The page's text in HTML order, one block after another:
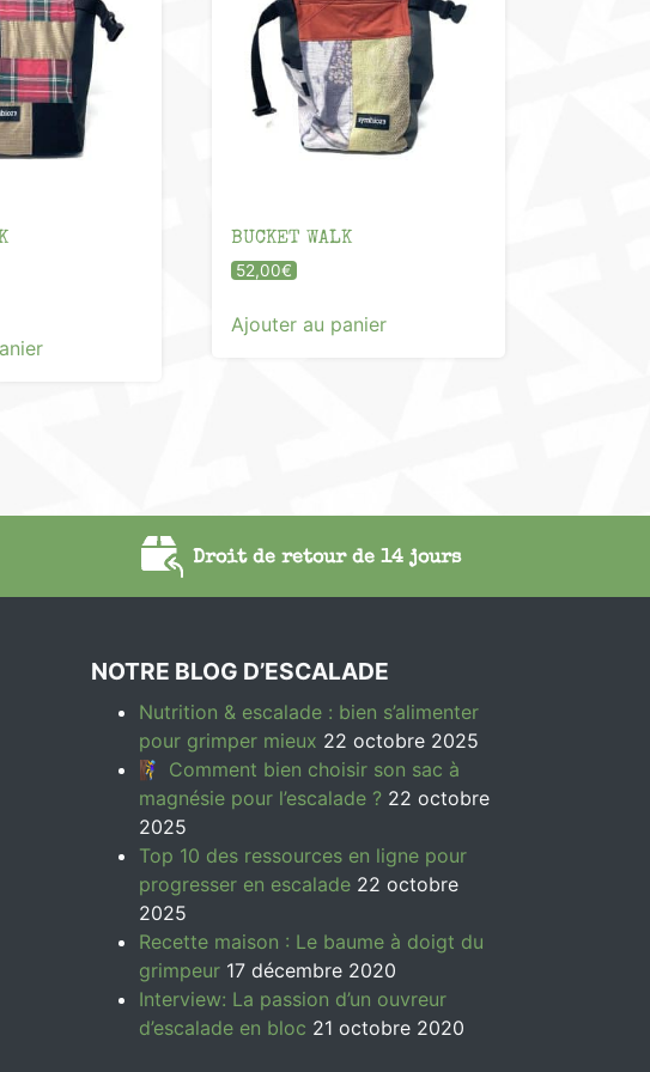
BUCKET WALK
52,00€
Ajouter au panier
Droit de retour de 14 jours
NOTRE BLOG D’ESCALADE
Nutrition & escalade : bien s’alimenter
pour grimper mieux 22 octobre 2025
🧗‍♀️ Comment bien choisir son sac à
magnésie pour l’escalade ? 22 octobre
2025
Top 10 des ressources en ligne pour
progresser en escalade 22 octobre
2025
Recette maison : Le baume à doigt du
grimpeur 17 décembre 2020
Interview: La passion d’un ouvreur
d’escalade en bloc 21 octobre 2020